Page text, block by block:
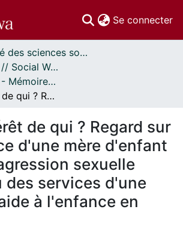
Se connecter
Faculté des sciences sociales // Faculty of Social Sciences
Travail social // Social Work
Travail social - Mémoires // Social Work - Research Papers
Dans l'intérêt de qui ? Regard sur l'expérience d'une mère d'enfant victime d'agression sexuelle ayant reçu des services d'une Société d'aide à l'enfance en Ontario
de qui ? Regard sur
d'une mère d'enfant
sexuelle
des services d'une
à l'enfance en